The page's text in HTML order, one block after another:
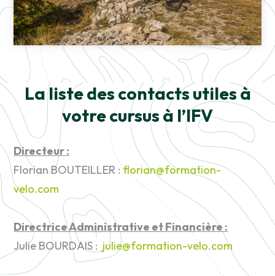
La liste des contacts utiles à
votre cursus à l’IFV
Directeur :
Florian BOUTEILLER : florian@formation-
velo.com
Directrice Administrative et Financière :
Julie BOURDAIS : julie@formation-velo.com